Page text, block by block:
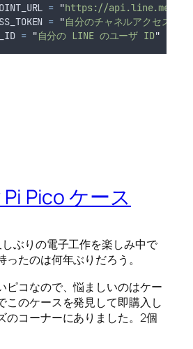
= "https://api.line.me/v2/
= "自分のチャネルアクセスト
= "自分の LINE のユーザ ID"
Pico ケース
ぶりの電子工作を楽しみ中で
たのは何年ぶりだろう。
ピコなので、悩ましいのはケー
このケースを発見して即購入し
のコーナーにありました。2個